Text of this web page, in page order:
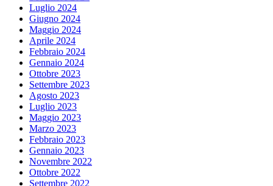
Luglio 2024
Giugno 2024
Maggio 2024
Aprile 2024
Febbraio 2024
Gennaio 2024
Ottobre 2023
Settembre 2023
Agosto 2023
Luglio 2023
Maggio 2023
Marzo 2023
Febbraio 2023
Gennaio 2023
Novembre 2022
Ottobre 2022
Settembre 2022